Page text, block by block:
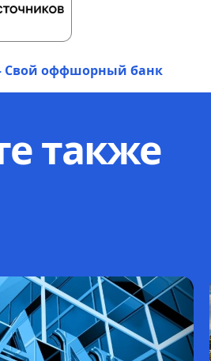
Свой оффшорный банк
также